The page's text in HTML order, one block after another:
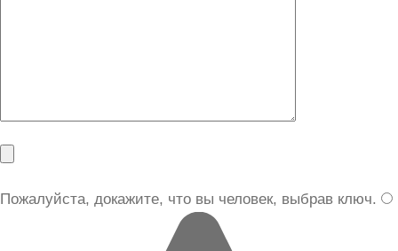
Пожалуйста, докажите, что вы человек, выбрав ключ.